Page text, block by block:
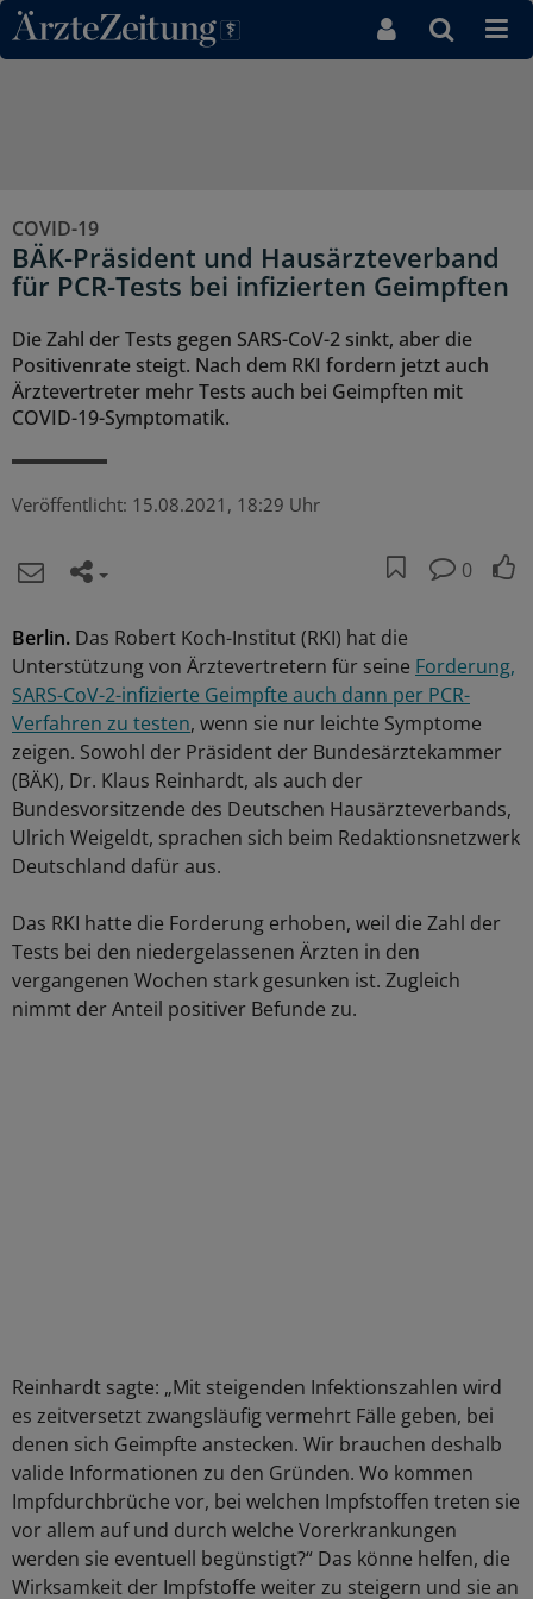
Direkt zum Inhaltsbereich
COVID-19
BÄK-Präsident und Hausärzteverband
für PCR-Tests bei infizierten Geimpften
Die Zahl der Tests gegen SARS-CoV-2 sinkt, aber die
Positivenrate steigt. Nach dem RKI fordern jetzt auch
Ärztevertreter mehr Tests auch bei Geimpften mit
COVID-19-Symptomatik.
Veröffentlicht: 15.08.2021, 18:29 Uhr
0
Berlin. Das Robert Koch-Institut (RKI) hat die
Unterstützung von Ärztevertretern für seine Forderung,
SARS-CoV-2-infizierte Geimpfte auch dann per PCR-
Verfahren zu testen, wenn sie nur leichte Symptome
zeigen. Sowohl der Präsident der Bundesärztekammer
(BÄK), Dr. Klaus Reinhardt, als auch der
Bundesvorsitzende des Deutschen Hausärzteverbands,
Ulrich Weigeldt, sprachen sich beim Redaktionsnetzwerk
Deutschland dafür aus.
Das RKI hatte die Forderung erhoben, weil die Zahl der
Tests bei den niedergelassenen Ärzten in den
vergangenen Wochen stark gesunken ist. Zugleich
nimmt der Anteil positiver Befunde zu.
Reinhardt sagte: „Mit steigenden Infektionszahlen wird
es zeitversetzt zwangsläufig vermehrt Fälle geben, bei
denen sich Geimpfte anstecken. Wir brauchen deshalb
valide Informationen zu den Gründen. Wo kommen
Impfdurchbrüche vor, bei welchen Impfstoffen treten sie
vor allem auf und durch welche Vorerkrankungen
werden sie eventuell begünstigt?“ Das könne helfen, die
Wirksamkeit der Impfstoffe weiter zu steigern und sie an